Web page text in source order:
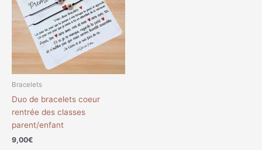
Bracelets
Duo de bracelets coeur
rentrée des classes
parent/enfant
9,00€
plusieurs
variations.
Les
options
peuvent
être